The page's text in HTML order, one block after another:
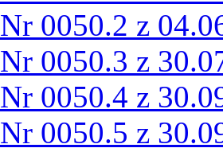
Nr 0050.2 z
Nr 0050.3 z
Nr 0050.4 z
Nr 0050.5 z